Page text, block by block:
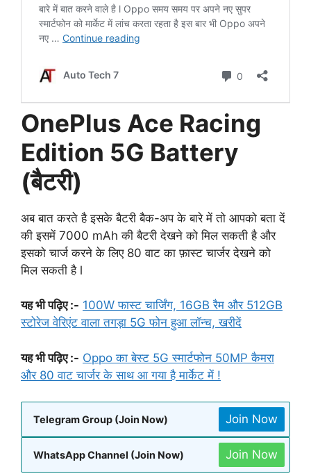
OnePlus Ace Racing
Edition 5G Battery
(बैटरी)
अब बात करते है इसके बैटरी बैक-अप के बारे में तो आपको बता दें
की इसमें 7000 mAh की बैटरी देखने को मिल सकती है और
इसको चार्ज करने के लिए 80 वाट का फ़ास्ट चार्जर देखने को
मिल सकती है l
यह भी पढ़िए :- 100W फास्ट चार्जिंग, 16GB रैम और 512GB
स्टोरेज वेरिएंट वाला तगड़ा 5G फोन हुआ लॉन्च, खरीदें
यह भी पढ़िए :- Oppo का बेस्ट 5G स्मार्टफोन 50MP कैमरा
और 80 वाट चार्जर के साथ आ गया है मार्केट में !
Telegram Group (Join Now) Join Now
WhatsApp Channel (Join Now) Join Now